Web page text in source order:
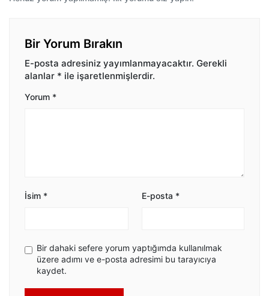
Bir Yorum Bırakın
E-posta adresiniz yayımlanmayacaktır. Gerekli
alanlar * ile işaretlenmişlerdir.
Yorum *
İsim * E-posta *
Bir dahaki sefere yorum yaptığımda kullanılmak
üzere adımı ve e-posta adresimi bu tarayıcıya
kaydet.